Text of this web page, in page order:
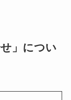
」につい